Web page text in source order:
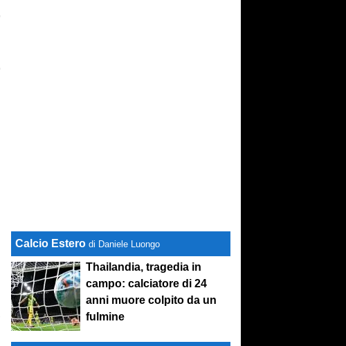
Calcio Estero di Daniele Luongo
Thailandia, tragedia in
campo: calciatore di 24
anni muore colpito da un
fulmine